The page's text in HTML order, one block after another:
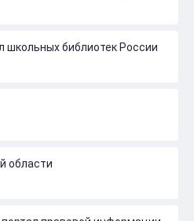
библиотек России
области